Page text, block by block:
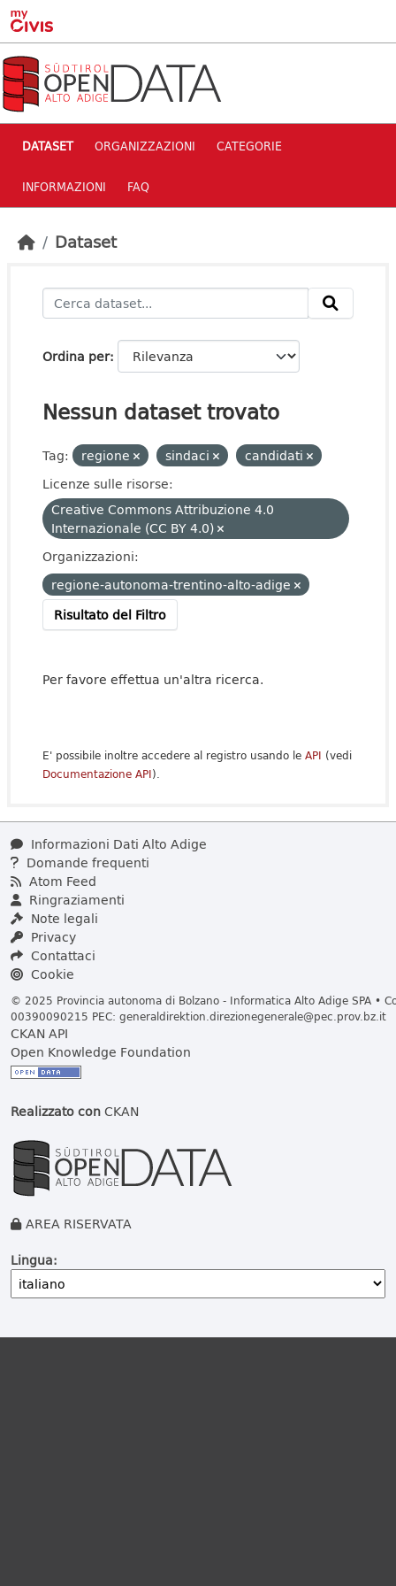
Skip to main content
DATASET ORGANIZZAZIONI CATEGORIE
INFORMAZIONI FAQ
Dataset
Ordina per
Nessun dataset trovato
Tag: regione sindaci
candidati
Licenze sulle risorse:
Creative Commons Attribuzione 4.0
Internazionale (CC BY 4.0)
Organizzazioni:
regione-autonoma-trentino-alto-adige
Risultato del Filtro
Per favore effettua un'altra ricerca.
E' possibile inoltre accedere al registro usando le API (vedi
Documentazione API).
Informazioni Dati Alto Adige
Domande frequenti
Atom Feed
Ringraziamenti
Note legali
Privacy
Contattaci
Cookie
© 2025 Provincia autonoma di Bolzano - Informatica Alto Adige SPA •
00390090215 PEC: generaldirektion.direzionegenerale@pec.prov.bz.it
CKAN API
Open Knowledge Foundation
Realizzato conCKAN
AREA RISERVATA
Lingua